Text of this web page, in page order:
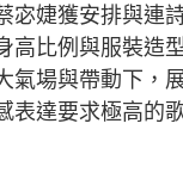
宓婕獲安排與連
高比例與服裝造
氣場與帶動下
達要求極高的